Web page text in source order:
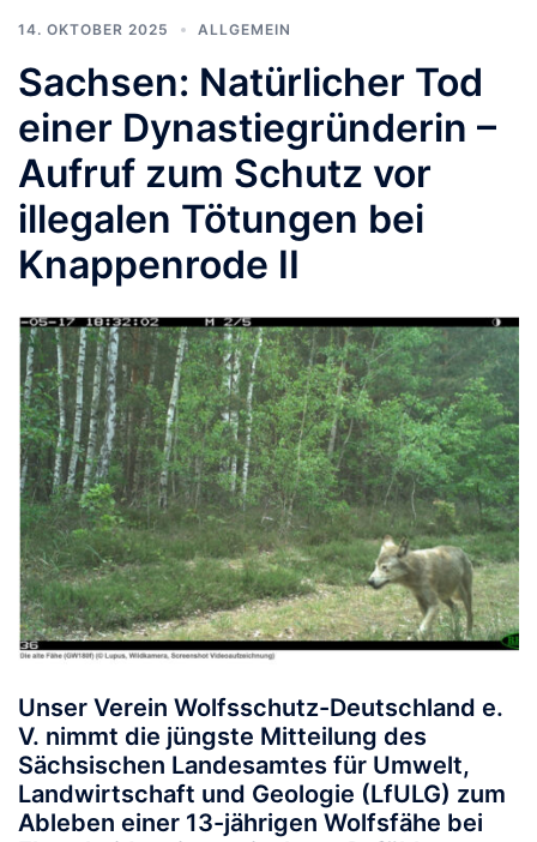
14. OKTOBER 2025 ALLGEMEIN
Sachsen: Natürlicher Tod
einer Dynastiegründerin –
Aufruf zum Schutz vor
illegalen Tötungen bei
Knappenrode II
Unser Verein Wolfsschutz-Deutschland e.
V. nimmt die jüngste Mitteilung des
Sächsischen Landesamtes für Umwelt,
Landwirtschaft und Geologie (LfULG) zum
Ableben einer 13-jährigen Wolfsfähe bei